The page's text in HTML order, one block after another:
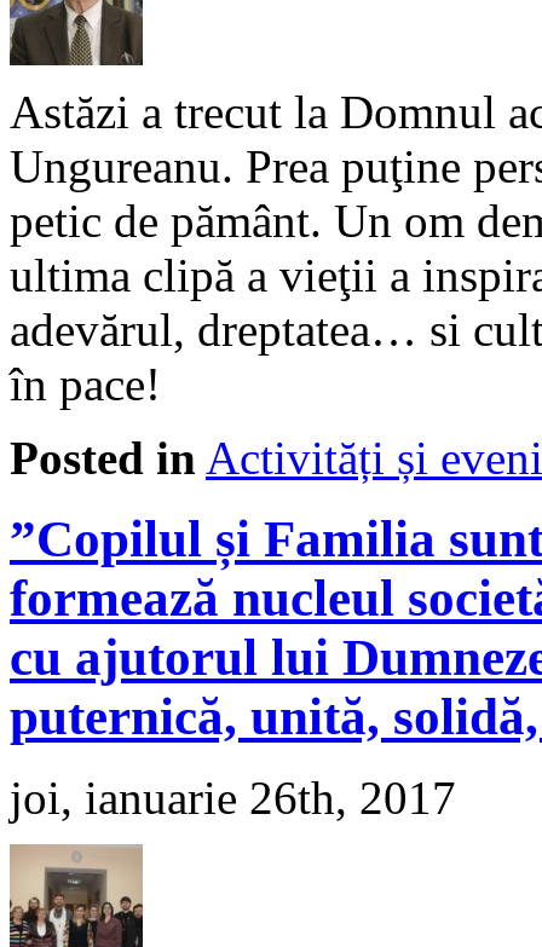
Astăzi a trecut la Domnul
Ungureanu. Prea puţine
petic de pământ. Un om
ultima clipă a vieţii a
adevărul, dreptatea… si
în pace!
Posted in Activități și
”Copilul și Familia
formează nucleul
cu ajutorul lui
puternică, unită,
joi, ianuarie 26th, 2017